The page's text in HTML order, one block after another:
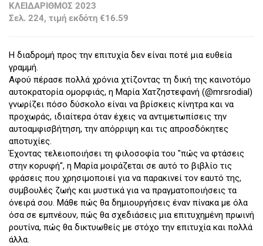
ΚΛΕΙΔΑΡΙΘΜΟΣ 2023
Σελ. 224, τιμή εκδότη €16.59
Η διαδρομή προς την επιτυχία δεν είναι ποτέ μια ευθεία
γραμμή.
Αφού πέρασε πολλά χρόνια χτίζοντας τη δική της καινοτόμο
αυτοκρατορία ομορφιάς, η Μαρία Χατζηστεφανή (@mrsrodial)
γνωρίζει πόσο δύσκολο είναι να βρίσκεις κίνητρα και να
προχωράς, ιδιαίτερα όταν έχεις να αντιμετωπίσεις την
αυτοαμφισβήτηση, την απόρριψη και τις απροσδόκητες
αποτυχίες.
Έχοντας τελειοποιήσει τη φιλοσοφία του "πώς να φτάσεις
στην κορυφή", η Μαρία μοιράζεται σε αυτό το βιβλίο τις
φράσεις που χρησιμοποιεί για να παρακινεί τον εαυτό της,
συμβουλές ζωής και μυστικά για να πραγματοποιήσεις τα
όνειρά σου. Μάθε πώς θα δημιουργήσεις έναν πίνακα με όλα
όσα σε εμπνέουν, πώς θα σχεδιάσεις μια επιτυχημένη πρωινή
ρουτίνα, πώς θα δικτυωθείς με στόχο την επιτυχία και πολλά
άλλα.